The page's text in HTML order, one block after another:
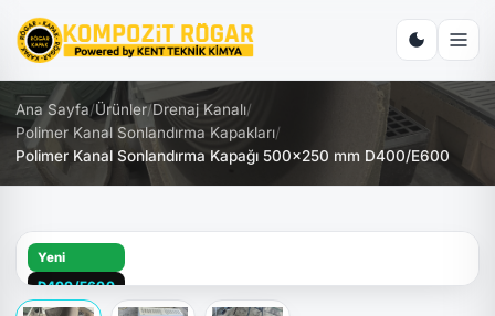
Ana Sayfa/Ürünler/Drenaj Kanalı/
Polimer Kanal Sonlandırma Kapakları/
Polimer Kanal Sonlandırma Kapağı 500x250 mm D400/E600
Yeni
D400/E600